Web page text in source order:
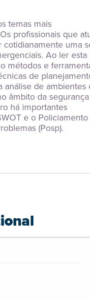
temas mais
profissionais que
cotidianamente uma
Ao ler esta
métodos e
de
análise de ambientes
âmbito da segurança
há importantes
e o Policiamento
(Posp).